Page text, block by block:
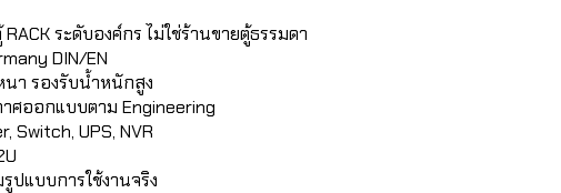
ระดับองค์กร ไม่ใช่ร้านขายตู้ธรรมดา
DIN/EN
นา รองรับน้ำหนักสูง
ศออกแบบตาม Engineering
Switch, UPS, NVR
ปแบบการใช้งานจริง